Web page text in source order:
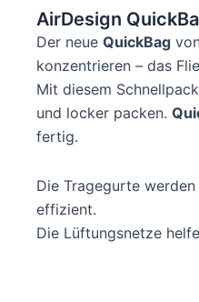
AirDesign
Der neue QuickBag
konzentrieren – das
Mit diesem
und locker packen.
fertig.
Die Tragegurte
effizient.
Die Lüftungsnetze